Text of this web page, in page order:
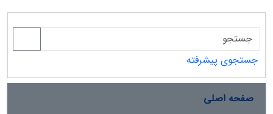
جستجوی پیشرفته
صفحه اصلی